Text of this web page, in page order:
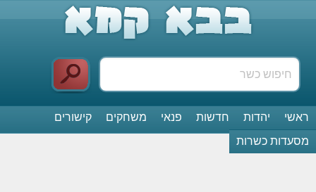
ראשי יהדות חדשות פנאי משחקים
קישורים
מסעדות כשרות